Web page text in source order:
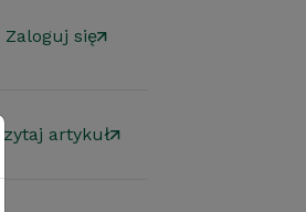
Zaloguj się
Czytaj artykuł